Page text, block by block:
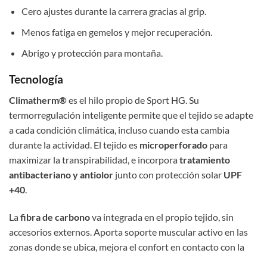
Cero ajustes durante la carrera gracias al grip.
Menos fatiga en gemelos y mejor recuperación.
Abrigo y protección para montaña.
Tecnología
Climatherm®es el hilo propio de Sport HG. Su
termorregulación inteligente permite que el tejido se adapte
a cada condición climática, incluso cuando esta cambia
durante la actividad. El tejido es microperforado para
maximizar la transpirabilidad, e incorporatratamiento
antibacteriano y antiolor junto con protección solar UPF
+40.
Lafibra de carbonova integrada en el propio tejido, sin
accesorios externos. Aporta soporte muscular activo en las
zonas donde se ubica, mejora el confort en contacto con la